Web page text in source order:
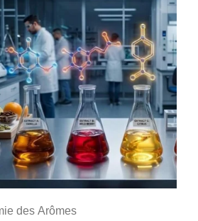
des Arômes